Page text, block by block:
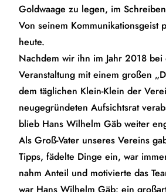
Goldwaage zu legen, im
Von seinem Kommunikationsgeist
heute.
Nachdem wir ihn im Jahr 2018
Veranstaltung mit einem großen
dem täglichen Klein-Klein der
neugegründeten Aufsichtsrat
blieb Hans Wilhelm Gäb weiter
Als Groß-Vater unseres Vereins
Tipps, fädelte Dinge ein, war
nahm Anteil und motivierte das